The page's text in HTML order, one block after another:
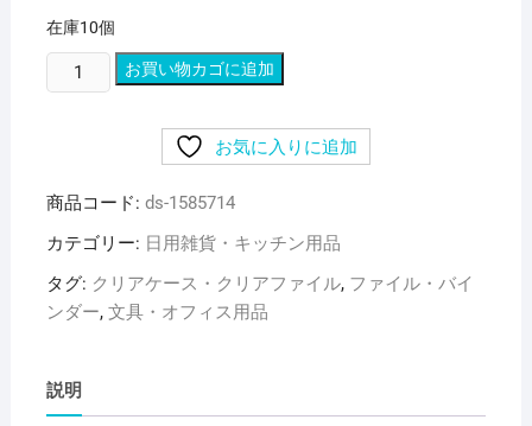
在庫10個
（ま
と
ト
ラ
リ
ク
ス
お買い物カゴに追加
お気に入りに追加
商品コード: ds-1585714
カテゴリー: 日用雑貨・キッチン用品
タグ: クリアケース・クリアファイル, ファイル・バイ
ンダー, 文具・オフィス用品
説明